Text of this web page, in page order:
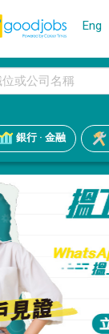
Eng
銀行 · 金融